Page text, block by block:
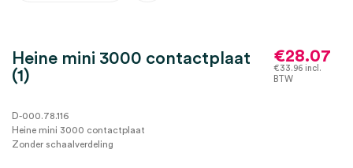
Heine mini 3000 contactplaat
(1)
€28.07
€33.96 incl.
BTW
D-000.78.116
Heine mini 3000 contactplaat
Zonder schaalverdeling